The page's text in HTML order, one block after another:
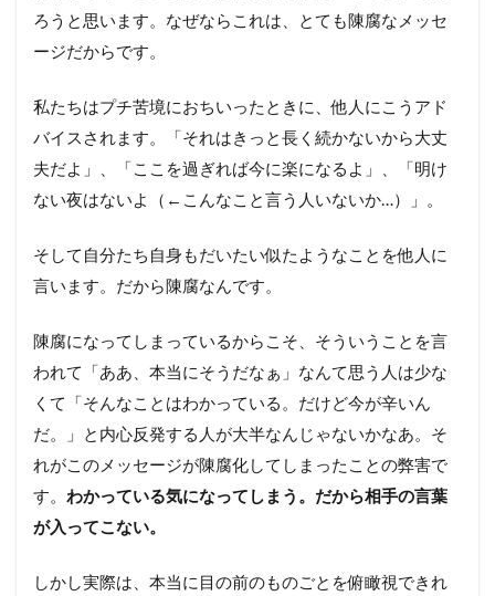
ろうと思います。なぜならこれは、とても陳腐なメッセ
ージだからです。
私たちはプチ苦境におちいったときに、他人にこうアド
バイスされます。「それはきっと長く続かないから大丈
夫だよ」、「ここを過ぎれば今に楽になるよ」、「明け
ない夜はないよ（←こんなこと言う人いないか…）」。
そして自分たち自身もだいたい似たようなことを他人に
言います。だから陳腐なんです。
陳腐になってしまっているからこそ、そういうことを言
われて「ああ、本当にそうだなぁ」なんて思う人は少な
くて「そんなことはわかっている。だけど今が辛いん
だ。」と内心反発する人が大半なんじゃないかなあ。そ
れがこのメッセージが陳腐化してしまったことの弊害で
す。 わかっている気になってしまう。だから相手の言葉
が入ってこない。
しかし実際は、本当に目の前のものごとを俯瞰視できれ